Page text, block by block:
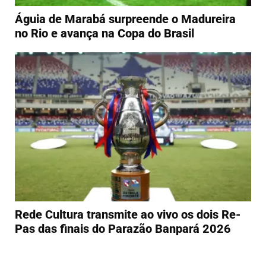
Águia de Marabá surpreende o Madureira
no Rio e avança na Copa do Brasil
Rede Cultura transmite ao vivo os dois Re-
Pas das finais do Parazão Banpará 2026